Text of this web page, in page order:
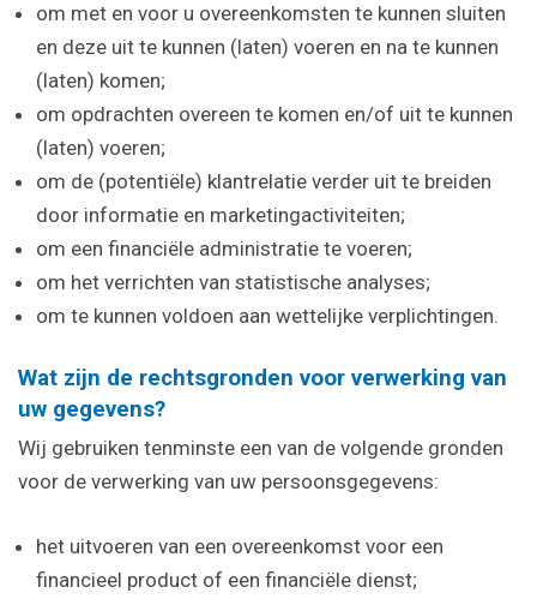
om met en voor u overeenkomsten te kunnen sluiten
en deze uit te kunnen (laten) voeren en na te kunnen
(laten) komen;
om opdrachten overeen te komen en/of uit te kunnen
(laten) voeren;
om de (potentiële) klantrelatie verder uit te breiden
door informatie en marketingactiviteiten;
om een financiële administratie te voeren;
om het verrichten van statistische analyses;
om te kunnen voldoen aan wettelijke verplichtingen.
Wat zijn de rechtsgronden voor verwerking van
uw gegevens?
Wij gebruiken tenminste een van de volgende gronden
voor de verwerking van uw persoonsgegevens:
het uitvoeren van een overeenkomst voor een
financieel product of een financiële dienst;